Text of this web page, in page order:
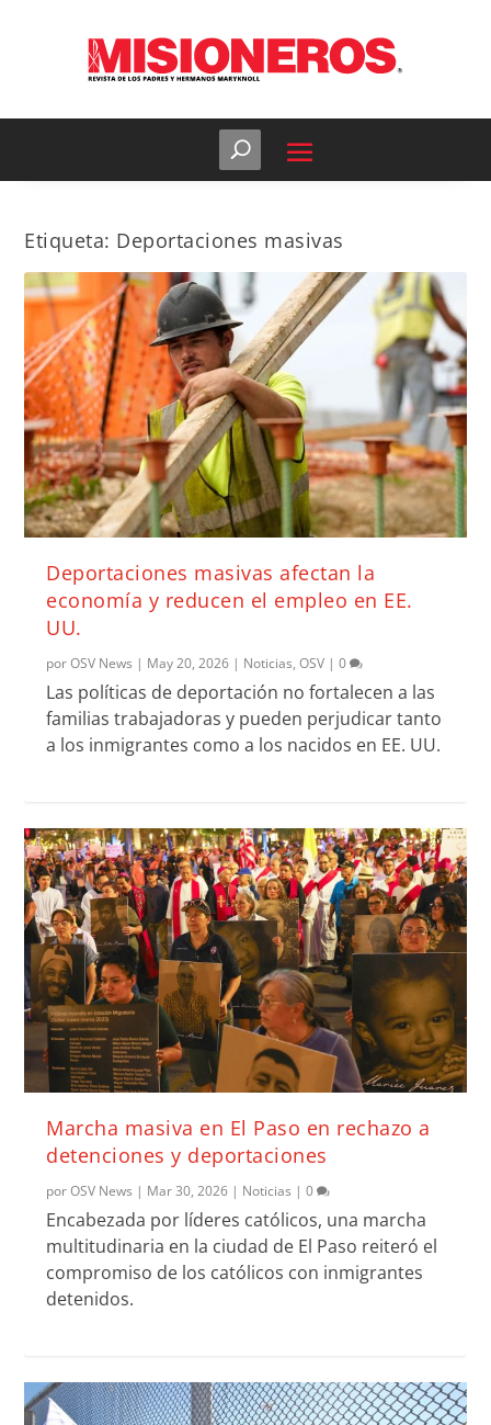
Etiqueta: Deportaciones masivas
Deportaciones masivas afectan la
economía y reducen el empleo en EE.
UU.
porOSV News | May 20, 2026 | Noticias,OSV |0
Las políticas de deportación no fortalecen a las
familias trabajadoras y pueden perjudicar tanto
a los inmigrantes como a los nacidos en EE. UU.
Marcha masiva en El Paso en rechazo a
detenciones y deportaciones
porOSV News | Mar 30, 2026 | Noticias |0
Encabezada por líderes católicos, una marcha
multitudinaria en la ciudad de El Paso reiteró el
compromiso de los católicos con inmigrantes
detenidos.